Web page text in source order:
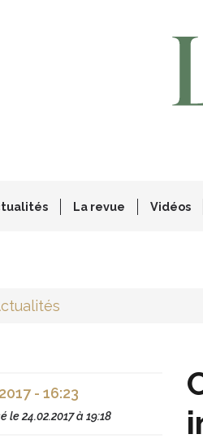
La revue Vidéos
- 16:23
le24.02.2017 à 19:18